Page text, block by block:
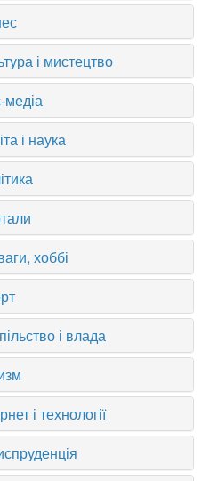
і мистецтво
і наука
хоббі
і влада
і технології